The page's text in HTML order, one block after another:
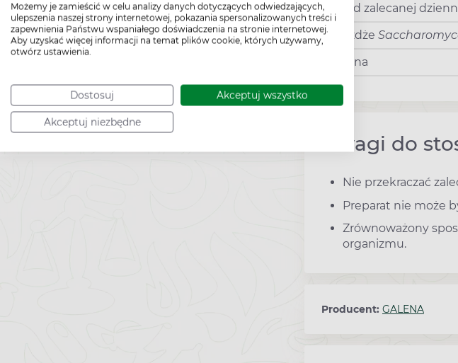
Możemy je zamieścić w celu analizy danych dotyczących odwiedzających,
ulepszenia naszej strony internetowej, pokazania spersonalizowanych treści i
zapewnienia Państwu wspaniałego doświadczenia na stronie internetowej.
Aby uzyskać więcej informacji na temat plików cookie, których używamy,
otwórz ustawienia.
Dostosuj Akceptuj wszystko
Akceptuj niezbędne
Skład zalecanej
drożdże
inulina
Uwagi do
Nie przekraczać
Preparat nie może
Zrównoważony
organizmu.
Producent: GALENA